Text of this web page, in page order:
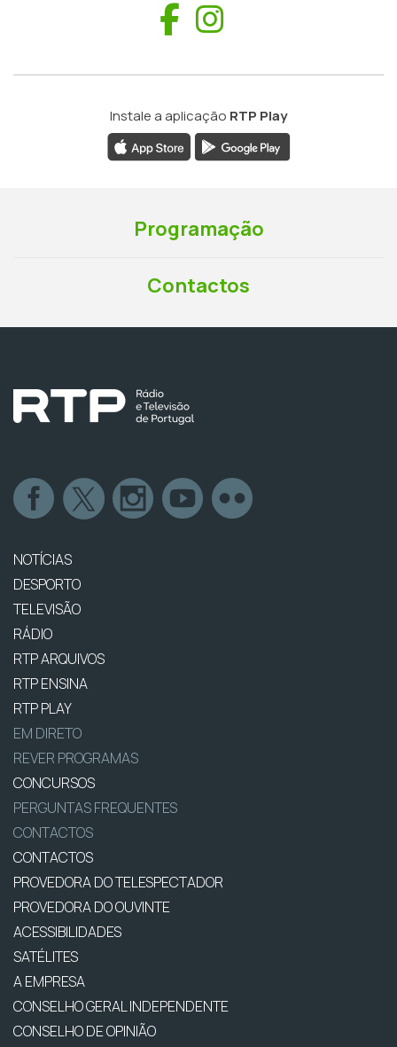
Facebook
Instale a aplicação RTP Play
Programação
Contactos
NOTÍCIAS
DESPORTO
TELEVISÃO
RÁDIO
RTP ARQUIVOS
RTP ENSINA
RTP PLAY
EM DIRETO
REVER PROGRAMAS
CONCURSOS
PERGUNTAS FREQUENTES
CONTACTOS
CONTACTOS
PROVEDORA DO TELESPECTADOR
PROVEDORA DO OUVINTE
ACESSIBILIDADES
SATÉLITES
A EMPRESA
CONSELHO GERAL INDEPENDENTE
CONSELHO DE OPINIÃO